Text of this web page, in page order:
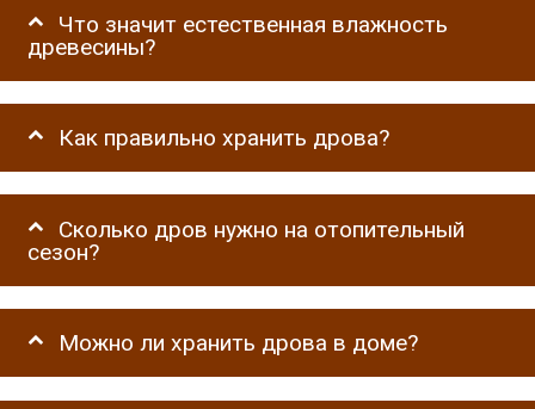
Что значит естественная влажность
древесины?
Как правильно хранить дрова?
Сколько дров нужно на отопительный
сезон?
Можно ли хранить дрова в доме?